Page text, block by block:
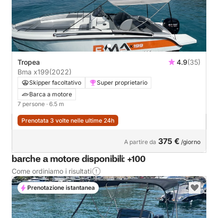
Tropea 4.9(35)
Bma x199(2022)
Skipper facoltativo
Super proprietario
Barca a motore
7 persone · 6.5 m
Prenotata 3 volte nelle ultime 24h
A partire da 375 € /giorno
barche a motore disponibili: +100
Come ordiniamo i risultati
Prenotazione istantanea